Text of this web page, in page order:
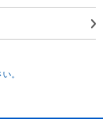
。